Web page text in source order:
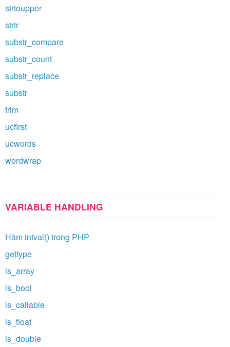
strtoupper
strtr
substr_compare
substr_count
substr_replace
substr
trim
ucfirst
ucwords
wordwrap
VARIABLE HANDLING
Hàm intval() trong PHP
gettype
is_array
is_bool
is_callable
is_float
is_double